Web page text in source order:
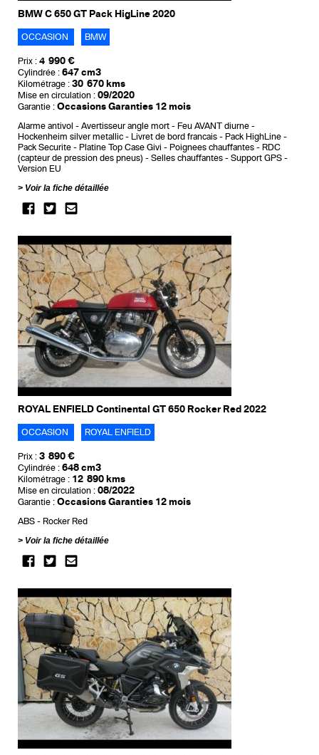
BMW C 650 GT Pack HigLine 2020
OCCASION BMW
Prix : 4 990 €
Cylindrée : 647 cm3
Kilométrage : 30 670 kms
Mise en circulation : 09/2020
Garantie : Occasions Garanties 12 mois
Alarme antivol Avertisseur angle mort
Feu AVANT diurne
Hockenheim silver metallic
Livret de bord francais
Pack HighLine
Pack Securite
Platine Top Case Givi Poignees chauffantes
RDC
(capteur de pression des pneus)
Selles chauffantes
Support GPS
Version EU
Voir la fiche détaillée
ROYAL ENFIELD Continental GT 650 Rocker Red 2022
OCCASION ROYAL ENFIELD
Prix : 3 890 €
Cylindrée : 648 cm3
Kilométrage : 12 890 kms
Mise en circulation : 08/2022
Garantie : Occasions Garanties 12 mois
ABS
Rocker Red
Voir la fiche détaillée